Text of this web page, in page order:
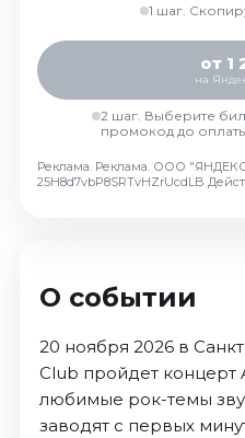
Август 2026
Сентябрь 2026
Октябрь 2026
Ноябрь 2026
Декабрь 2026
1 шаг.
от 1
на
2 шаг. Выберите
промокод до
Реклама. Реклама. ООО
25H8d7vbP8SRTvHZrUcdLB
О событии
20 ноября 2026 в
Club пройдет концерт
любимые рок-темы
заводят с первых